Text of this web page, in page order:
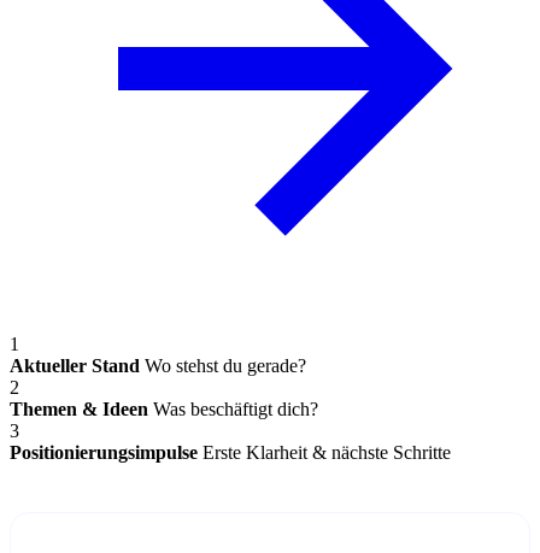
1
Aktueller Stand Wo stehst du gerade?
2
Themen & Ideen Was beschäftigt dich?
3
Positionierungsimpulse Erste Klarheit & nächste Schritte